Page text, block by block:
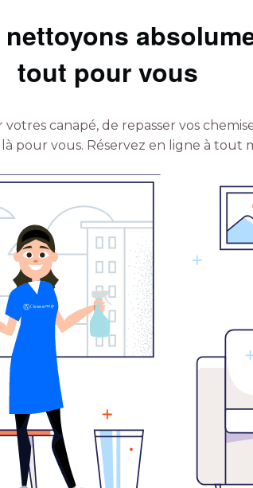
nettoyons
tout pour vous
canapé, de repasser vos
pour vous. Réservez en ligne à tout